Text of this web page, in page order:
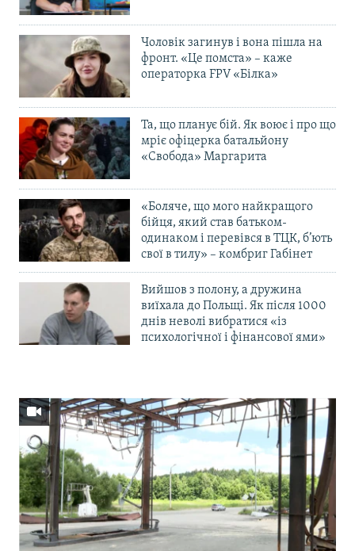
Чоловік загинув і вона пішла на
фронт. «Це помста» – каже
операторка FPV «Білка»
Та, що планує бій. Як воює і про що
мріє офіцерка батальйону
«Свобода» Маргарита
«Боляче, що мого найкращого
бійця, який став батьком-
одинаком і перевівся в ТЦК, б’ють
свої в тилу» – комбриг Габінет
Вийшов з полону, а дружина
виїхала до Польщі. Як після 1000
днів неволі вибратися «із
психологічної і фінансової ями»